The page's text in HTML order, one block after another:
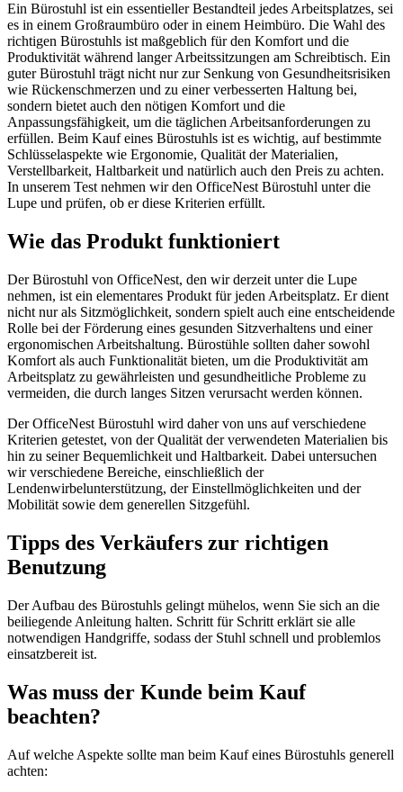
Ein Bürostuhl ist ein essentieller Bestandteil jedes Arbeitsplatzes, sei
es in einem Großraumbüro oder in einem Heimbüro. Die Wahl des
richtigen Bürostuhls ist maßgeblich für den Komfort und die
Produktivität während langer Arbeitssitzungen am Schreibtisch. Ein
guter Bürostuhl trägt nicht nur zur Senkung von Gesundheitsrisiken
wie Rückenschmerzen und zu einer verbesserten Haltung bei,
sondern bietet auch den nötigen Komfort und die
Anpassungsfähigkeit, um die täglichen Arbeitsanforderungen zu
erfüllen. Beim Kauf eines Bürostuhls ist es wichtig, auf bestimmte
Schlüsselaspekte wie Ergonomie, Qualität der Materialien,
Verstellbarkeit, Haltbarkeit und natürlich auch den Preis zu achten.
In unserem Test nehmen wir den OfficeNest Bürostuhl unter die
Lupe und prüfen, ob er diese Kriterien erfüllt.
Wie das Produkt funktioniert
Der Bürostuhl von OfficeNest, den wir derzeit unter die Lupe
nehmen, ist ein elementares Produkt für jeden Arbeitsplatz. Er dient
nicht nur als Sitzmöglichkeit, sondern spielt auch eine entscheidende
Rolle bei der Förderung eines gesunden Sitzverhaltens und einer
ergonomischen Arbeitshaltung. Bürostühle sollten daher sowohl
Komfort als auch Funktionalität bieten, um die Produktivität am
Arbeitsplatz zu gewährleisten und gesundheitliche Probleme zu
vermeiden, die durch langes Sitzen verursacht werden können.
Der OfficeNest Bürostuhl wird daher von uns auf verschiedene
Kriterien getestet, von der Qualität der verwendeten Materialien bis
hin zu seiner Bequemlichkeit und Haltbarkeit. Dabei untersuchen
wir verschiedene Bereiche, einschließlich der
Lendenwirbelunterstützung, der Einstellmöglichkeiten und der
Mobilität sowie dem generellen Sitzgefühl.
Tipps des Verkäufers zur richtigen
Benutzung
Der Aufbau des Bürostuhls gelingt mühelos, wenn Sie sich an die
beiliegende Anleitung halten. Schritt für Schritt erklärt sie alle
notwendigen Handgriffe, sodass der Stuhl schnell und problemlos
einsatzbereit ist.
Was muss der Kunde beim Kauf
beachten?
Auf welche Aspekte sollte man beim Kauf eines Bürostuhls generell
achten: